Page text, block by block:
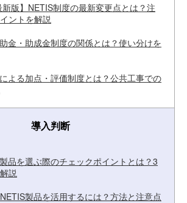
新版】NETIS制度の最新変更点とは？注
ントを解説
金・助成金制度の関係とは？使い分けを
よる加点・評価制度とは？公共工事での
導入判断
品を選ぶ際のチェックポイントとは？3
説
製品を活用するには？方法と注意点